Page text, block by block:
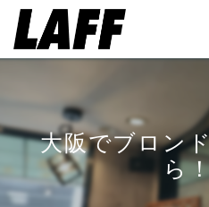
大阪でブロン
ら